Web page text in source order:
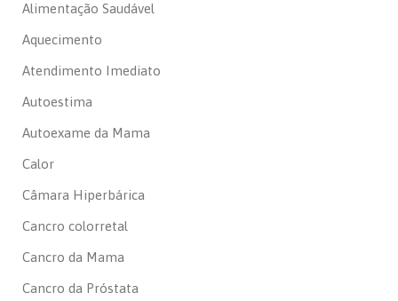
Alimentação Saudável
Aquecimento
Atendimento Imediato
Autoestima
Autoexame da Mama
Calor
Câmara Hiperbárica
Cancro colorretal
Cancro da Mama
Cancro da Próstata